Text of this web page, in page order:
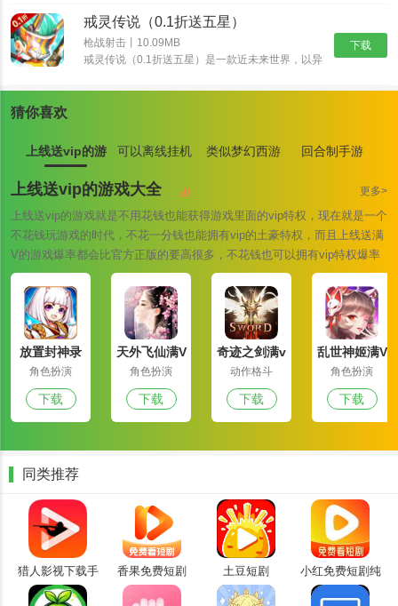
2、接下来我们可以选择自己喜欢的影视内容，然后打开影视内容直
接进行播放。
能，酣畅淋漓的战斗让你热血澎湃！
下载
戒灵传说（0.1折送五星）
枪战射击丨10.09MB
戒灵传说（0.1折送五星）是一款近未来世界，以异
新卡组，海量卡牌搭配及阵营组合，衍生出丰富策略
猜你喜欢
上线送vip的游
戏大全
可以离线挂机
游戏大全
类似梦幻西游 回合制手游
上线送vip的游戏大全 更多>
上线送vip的游戏就是不用花钱也能获得游戏里面的vip特权，现在就是一个
不花钱玩游戏的时代，不花一分钱也能拥有vip的土豪特权，而且上线送满
V的游戏爆率都会比官方正版的要高很多，不花钱也可以拥有vip特权爆率
也是翻倍的上调，您还在等什么快来下载一款试试吧！
放置封神录
满v版
角色扮演
下载
天外飞仙满V
版
角色扮演
下载
奇迹之剑满v
版
动作格斗
下载
乱世神姬满V
版
角色扮演
下载
同类推荐
猎人影视下载手
机版
香果免费短剧 土豆短剧
小红免费短剧纯
净版